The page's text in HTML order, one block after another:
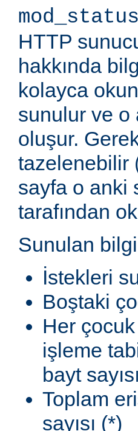
mod_status
HTTP
hakkında
kolayca
sunulur ve o
oluşur.
tazelenebilir
sayfa o anki
tarafından
Sunulan
İstekleri
Boştaki
Her
işleme
bayt
Toplam
sayısı (*)